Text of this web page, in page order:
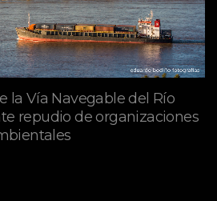
la Vía Navegable del Río
repudio de organizaciones